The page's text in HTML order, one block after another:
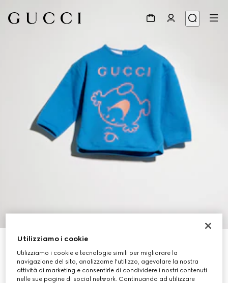
Felpa neonato in cotone con stampa
CHF 260
Variante celeste
Utilizziamo i cookie
Utilizziamo i cookie e tecnologie simili per migliorare la
navigazione del sito, analizzarne l'utilizzo, agevolare la nostra
attività di marketing e consentirle di condividere i nostri contenuti
nelle sue pagine di social network. Continuando ad utilizzare